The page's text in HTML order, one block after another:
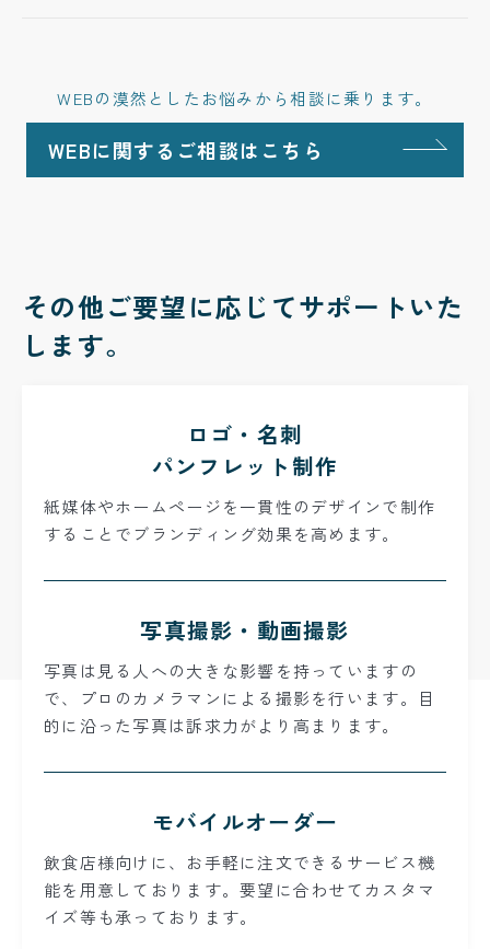
WEBの漠然としたお悩みから相談に乗ります。
WEBに関するご相談はこちら
その他ご要望に応じてサポートいた
します。
ロゴ・名刺
パンフレット制作
紙媒体やホームページを一貫性のデザインで制作
することでブランディング効果を高めます。
写真撮影・動画撮影
写真は見る人への大きな影響を持っていますの
で、プロのカメラマンによる撮影を行います。目
的に沿った写真は訴求力がより高まります。
モバイルオーダー
飲食店様向けに、お手軽に注文できるサービス機
能を用意しております。要望に合わせてカスタマ
イズ等も承っております。